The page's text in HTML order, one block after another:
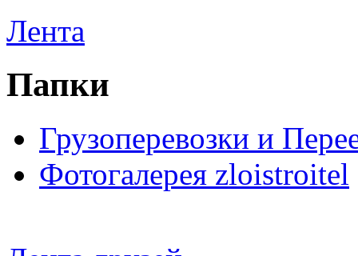
Лента
Папки
Грузоперевозки и
Фотогалерея zloistroitel